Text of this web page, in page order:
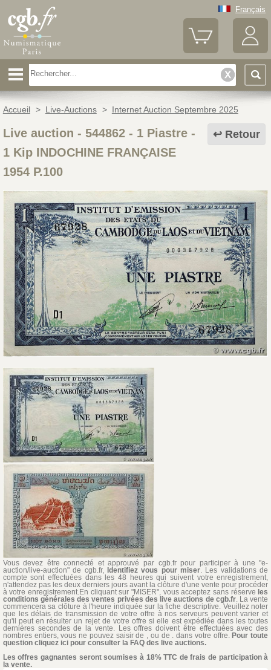
Français
Accueil > Live-Auctions > Internet Auction Septembre 2025
Retour
Live auction - 544862- 1 Piastre -
1 Kip INDOCHINE FRANÇAISE
1954 P.100
Vous devez être connecté et approuvé par cgb.fr pour participer à une "e-
auction/live-auction" de cgb.fr, Identifiez vous pour miser. Les validations de
compte sont effectuées dans les 48 heures qui suivent votre enregistrement,
n'attendez pas les deux derniers jours avant la clôture d'une vente pour procéder
à votre enregistrement.En cliquant sur "MISER", vous acceptez sans réserve les
conditions générales des ventes privées des live auctions de cgb.fr. La vente
commencera sa clôture à l'heure indiquée sur la fiche descriptive. Veuillez noter
que les délais de transmission de votre offre à nos serveurs peuvent varier et
qu'il peut en résulter un rejet de votre offre si elle est expédiée dans les toutes
dernières secondes de la vente. Les offres doivent être effectuées avec des
nombres entiers, vous ne pouvez saisir de , ou de . dans votre offre. Pour toute
question cliquez ici pour consulter la FAQ des live auctions.
Les offres gagnantes seront soumises à 18% TTC de frais de participation à
la vente.